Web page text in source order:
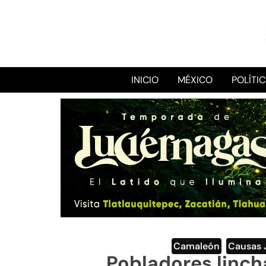
INICIO MÉXICO
Camaleón Causas